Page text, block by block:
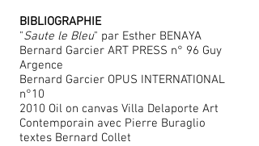
BIBLIOGRAPHIE
"Saute le Bleu" par Esther BENAYA
Bernard Garcier ART PRESS n° 96 Guy
Argence
Bernard Garcier OPUS INTERNATIONAL
n°10
2010 Oil on canvas Villa Delaporte Art
Contemporain avec Pierre Buraglio
textes Bernard Collet